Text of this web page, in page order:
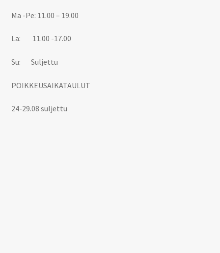
Ma -Pe: 11.00 – 19.00
La: 11.00 -17.00
Su: Suljettu
POIKKEUSAIKATAULUT
24-29.08 suljettu